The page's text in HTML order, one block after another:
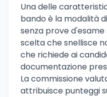
Una delle
bando è la modalità
senza prove
scelta che snellisce
che richiede ai
documentazione
La commissione
attribuisce punteggi